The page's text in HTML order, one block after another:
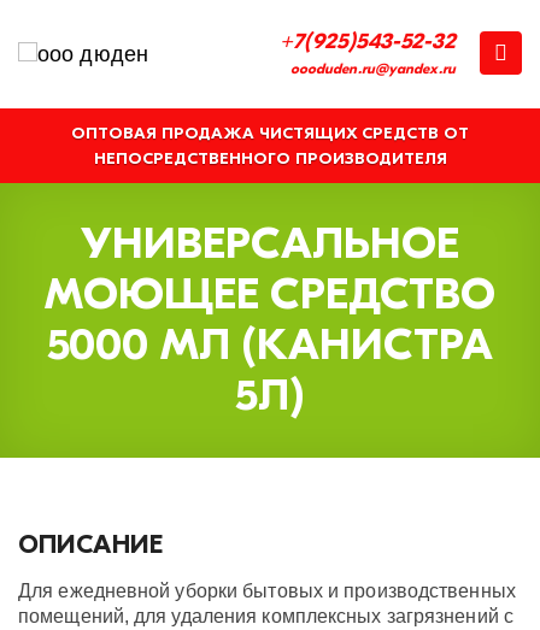
+7(925)543-52-32
oooduden.ru@yandex.ru
ОПТОВАЯ ПРОДАЖА ЧИСТЯЩИХ СРЕДСТВ ОТ
НЕПОСРЕДСТВЕННОГО ПРОИЗВОДИТЕЛЯ
УНИВЕРСАЛЬНОЕ
МОЮЩЕЕ СРЕДСТВО
5000 МЛ (КАНИСТРА
5Л)
ОПИСАНИЕ
Для ежедневной уборки бытовых и производственных
помещений, для удаления комплексных загрязнений с